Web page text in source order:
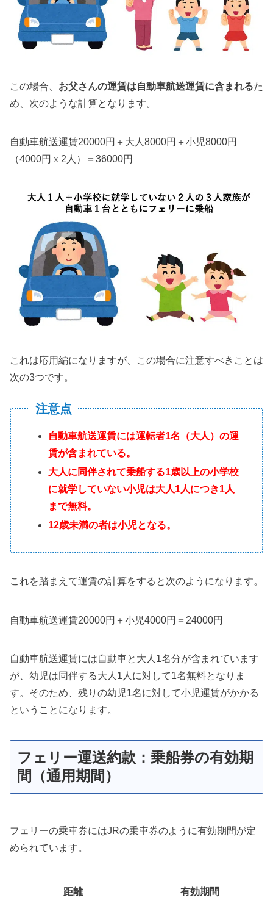
この場合、 お父さんの運賃は自動車航送運賃に含まれるた
め、次のような計算となります。
自動車航送運賃20000円＋大人8000円＋小児8000円
（4000円ｘ2人）＝36000円
これは応用編になりますが、この場合に注意すべきことは
次の3つです。
注意点
自動車航送運賃には運転者1名（大人）の運
賃が含まれている。
大人に同伴されて乗船する1歳以上の小学校
に就学していない小児は大人1人につき1人
まで無料。
12歳未満の者は小児となる。
これを踏まえて運賃の計算をすると次のようになります。
自動車航送運賃20000円＋小児4000円＝24000円
自動車航送運賃には自動車と大人1名分が含まれています
が、幼児は同伴する大人1人に対して1名無料となりま
す。そのため、残りの幼児1名に対して小児運賃がかかる
ということになります。
フェリー運送約款：乗船券の有効期
間（通用期間）
フェリーの乗車券にはJRの乗車券のように有効期間が定
められています。
距離 有効期間